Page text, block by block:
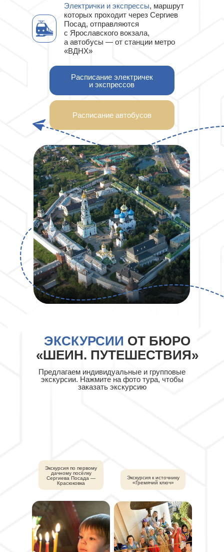
Электрички и экспрессы, маршрут
которых проходит через Сергиев
Посад, отправляются
с Ярославского вокзала,
а автобусы — от станции метро
«‎ВДНХ»
Расписание электричек
и экспрессов
Расписание автобусов
Экскурсия по первому
дачному посёлку
Сергиева Посада —
Красюковка
Экскурсия к источнику
«Гремячий ключ»
ЭКСКУРСИИ ОТ БЮРО
«ШЕИН. ПУТЕШЕСТВИЯ»
Предлагаем индивидуальные и групповые
экскурсии. Нажмите на фото тура, чтобы
заказать экскурсию